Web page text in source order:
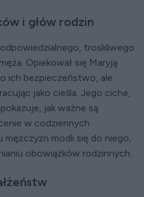
i głów rodzin
troskliwego
Opiekował się Maryją
ich bezpieczeństwo, ale
jako cieśla. Jego ciche,
jak ważne są
w codziennych
mężczyzn modli się do niego,
obowiązków rodzinnych.